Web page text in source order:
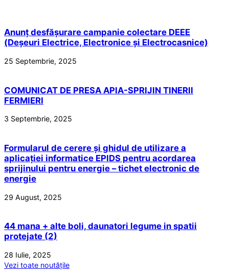
Anunț desfășurare campanie colectare DEEE
(Deșeuri Electrice, Electronice și Electrocasnice)
25 Septembrie, 2025
COMUNICAT DE PRESA APIA-SPRIJIN TINERII
FERMIERI
3 Septembrie, 2025
Formularul de cerere și ghidul de utilizare a
aplicației informatice EPIDS pentru acordarea
sprijinului pentru energie – tichet electronic de
energie
29 August, 2025
44 mana + alte boli, daunatori legume in spatii
protejate (2)
28 Iulie, 2025
Vezi toate noutățile